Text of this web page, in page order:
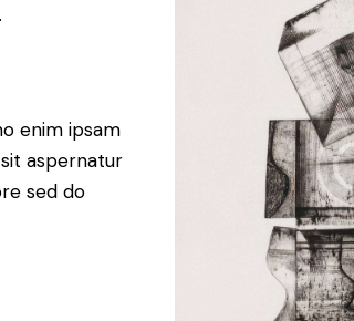
enim ipsam
aspernatur
sed do